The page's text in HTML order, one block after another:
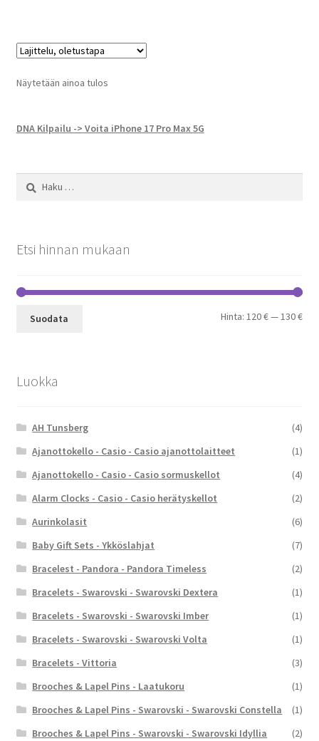
Näytetään ainoa tulos
DNA Kilpailu -> Voita iPhone 17 Pro Max 5G
Haku:
Etsi hinnan mukaan
Suodata Hinta: 120 €— 130 €
Luokka
AH Tunsberg
(4)
Ajanottokello - Casio - Casio ajanottolaitteet
(1)
Ajanottokello - Casio - Casio sormuskellot
(4)
Alarm Clocks - Casio - Casio herätyskellot
(2)
Aurinkolasit
(6)
Baby Gift Sets - Ykköslahjat
(7)
Bracelest - Pandora - Pandora Timeless
(2)
Bracelets - Swarovski - Swarovski Dextera
(1)
Bracelets - Swarovski - Swarovski Imber
(1)
Bracelets - Swarovski - Swarovski Volta
(1)
Bracelets - Vittoria
(3)
Brooches & Lapel Pins - Laatukoru
(1)
Brooches & Lapel Pins - Swarovski - Swarovski Constella
(1)
Brooches & Lapel Pins - Swarovski - Swarovski Idyllia
(2)